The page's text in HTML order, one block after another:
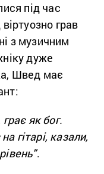
під час
грав
з музичним
дуже
Швед має
як бог.
гітарі, казали,
.